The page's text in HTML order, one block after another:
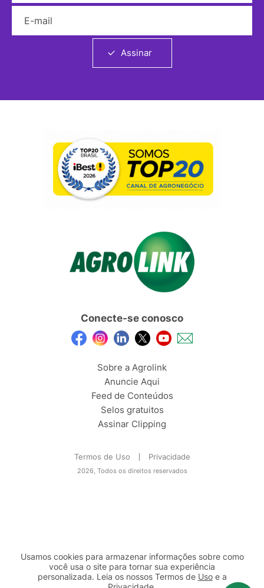
Assinar
Conecte-se conosco
Sobre a Agrolink
Anuncie Aqui
Feed de Conteúdos
Selos gratuitos
Assinar Clipping
Termos de Uso Privacidade
2026, Todos os direitos reservados
Usamos cookies para armazenar informações sobre como
você usa o site para tornar sua experiência
personalizada. Leia os nossos Termos de Usoe a